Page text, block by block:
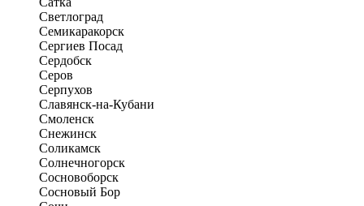
Светлоград
Семикаракорск
Сергиев Посад
Сердобск
Серов
Серпухов
Славянск-на-Кубани
Смоленск
Снежинск
Соликамск
Солнечногорск
Сосновоборск
Сосновый Бор